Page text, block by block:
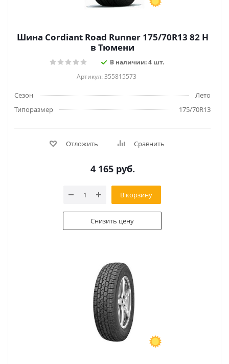
Шина Cordiant Road Runner 175/70R13 82 H
в Тюмени
В наличии: 4 шт.
Артикул: 355815573
Сезон
Лето
Типоразмер
175/70R13
Отложить Сравнить
4 165 руб.
В корзину
Снизить цену